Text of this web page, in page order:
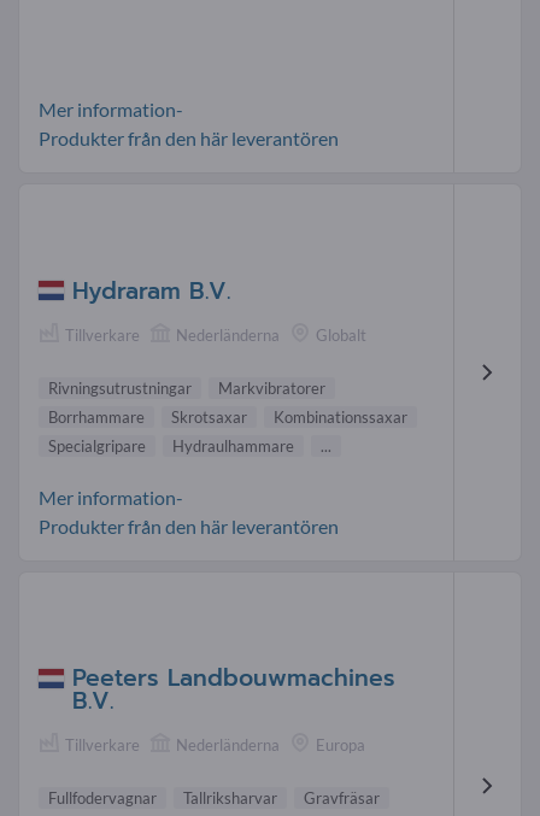
Mer information-
Produkter från den här leverantören
Hydraram B.V.
Tillverkare Nederländerna Globalt
Rivningsutrustningar
Markvibratorer
Borrhammare
Skrotsaxar
Kombinationssaxar
Specialgripare
Hydraulhammare ...
Mer information-
Produkter från den här leverantören
Peeters Landbouwmachines
B.V.
Tillverkare Nederländerna Europa
Fullfodervagnar Tallriksharvar
Gravfräsar